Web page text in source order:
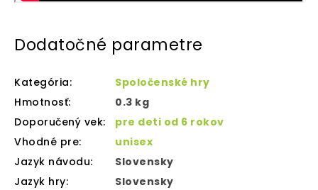
Dodatočné parametre
Kategória:
Spoločenské hry
Hmotnosť:
0.3 kg
Doporučený vek:
pre deti od 6 rokov
Vhodné pre:
unisex
Jazyk návodu:
Slovensky
Jazyk hry: Slovensky